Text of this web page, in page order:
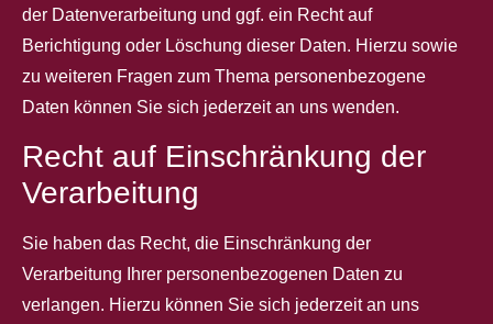
der Datenverarbeitung und ggf. ein Recht auf
Berichtigung oder Löschung dieser Daten. Hierzu sowie
zu weiteren Fragen zum Thema personenbezogene
Daten können Sie sich jederzeit an uns wenden.
Recht auf Einschränkung der
Verarbeitung
Sie haben das Recht, die Einschränkung der
Verarbeitung Ihrer personenbezogenen Daten zu
verlangen. Hierzu können Sie sich jederzeit an uns